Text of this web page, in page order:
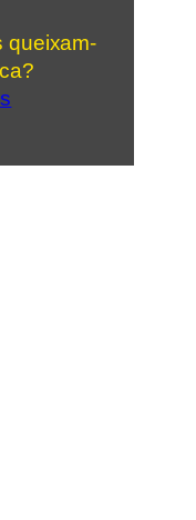
queixam-